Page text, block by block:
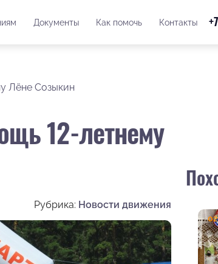
Документы Как помочь Контакты
Лёне Созыкин
12-летнему
Рубрика: Новости движения